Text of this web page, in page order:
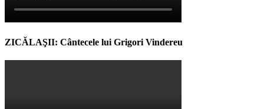
ZICĂLAŞII: Cântecele lui Grigori Vindereu